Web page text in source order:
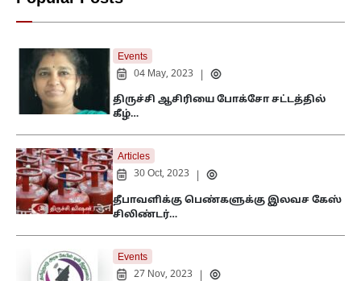
Events
04 May, 2023
திருச்சி ஆசிரியை போக்சோ சட்டத்தில்
கீழ்…
Articles
30 Oct, 2023
தீபாவளிக்கு பெண்களுக்கு இலவச கேஸ்
சிலிண்டர்…
Events
27 Nov, 2023